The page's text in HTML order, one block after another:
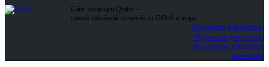
Сайт защищен Qrator —
самой забойной защитой от DDoS в мире
Подписка для физлиц
Подписка для юрлиц
Реклама на «Хакере»
Контакты